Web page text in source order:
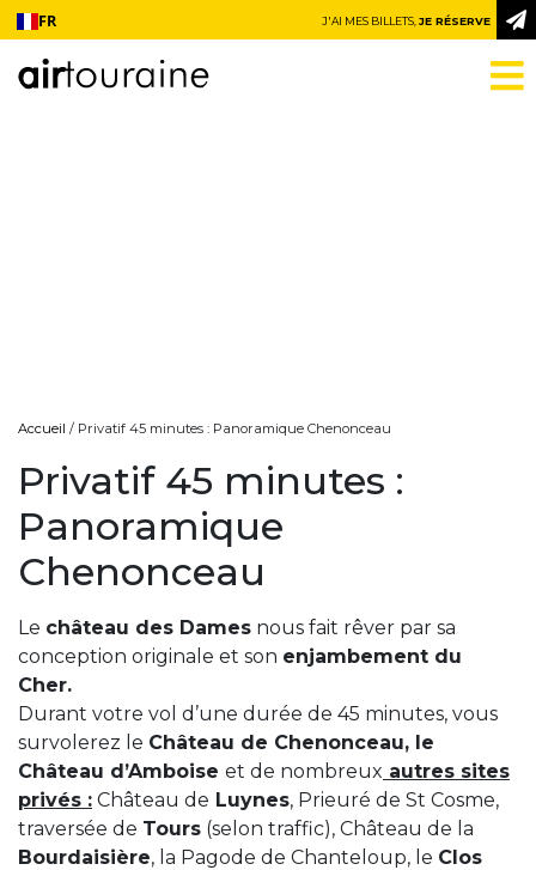
Aller au contenu
FR J'AI MES BILLETS,JE RÉSERVE
Accueil / Privatif 45 minutes : Panoramique Chenonceau
Privatif 45 minutes :
Panoramique
Chenonceau
Le château des Dames nous fait rêver par sa
conception originale et son enjambement du
Cher.
Durant votre vol d’une durée de 45 minutes, vous
survolerez le Château de Chenonceau, le
Château d’Amboise et de nombreux autres sites
privés : Château de Luynes, Prieuré de St Cosme,
traversée de Tours (selon traffic), Château de la
Bourdaisière, la Pagode de Chanteloup, le Clos